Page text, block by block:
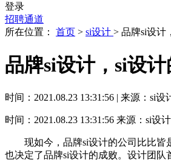
登录
招聘通道
所在位置： 首页 > si设计 > 品牌si设计
品牌si设计，si设
时间：2021.08.23 13:31:56 | 来源：si设
时间：2021.08.23 13:31:56 来源：si设
现如今，品牌si设计的公司比比皆是
也决定了品牌si设计的成败。设计团队